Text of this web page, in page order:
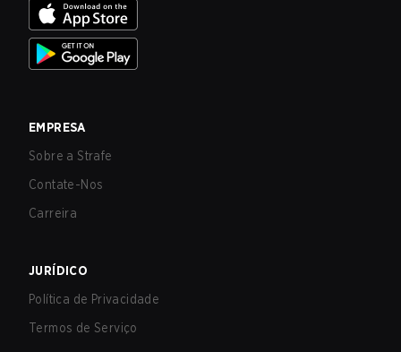
EMPRESA
Sobre a Strafe
Contate-Nos
Carreira
JURÍDICO
Política de Privacidade
Termos de Serviço